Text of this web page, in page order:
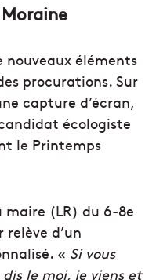
nouveaux éléments
procurations. Sur
capture d’écran,
écologiste
le Printemps
maire (LR) du 6-8e
d’un
« Si vous
le moi, je viens et